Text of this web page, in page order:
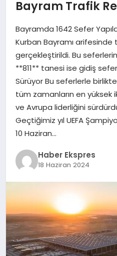
YAŞAM
TEKNOLOJİ
SAĞLIK
EĞİTİM
Bayram Trafik
Bayramda 1642 Sefer
Kurban Bayramı
gerçekleştirildi. Bu
**811** tanesi ise gidiş
Sürüyor Bu seferlerle
tüm zamanların en yüksek
ve Avrupa liderliğini
Geçtiğimiz yıl UEFA
10 Haziran…
Haber Ekspres
18 Haziran 2024